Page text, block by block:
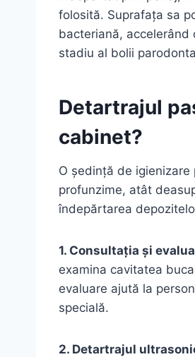
folosită. Suprafața sa
bacteriană, accelerând
stadiu al bolii
Detartrajul
cabinet?
O ședință de
profunzime, atât
îndepărtarea
1. Consultația și
examina cavitatea
evaluare ajută la
specială.
2. Detartrajul